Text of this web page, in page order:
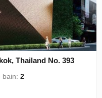
Thailand No. 393
bain:2